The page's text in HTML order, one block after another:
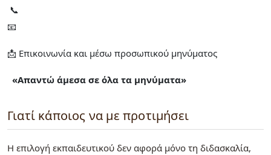
📞
📧
📩 Επικοινωνία και μέσω προσωπικού μηνύματος
«Απαντώ άμεσα σε όλα τα μηνύματα»
Γιατί κάποιος να με προτιμήσει
Η επιλογή εκπαιδευτικού δεν αφορά μόνο τη διδασκαλία,